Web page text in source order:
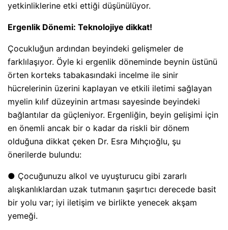
yetkinliklerine etki ettiği düşünülüyor.
Ergenlik Dönemi: Teknolojiye dikkat!
Çocukluğun ardından beyindeki gelişmeler de
farklılaşıyor. Öyle ki ergenlik döneminde beynin üstünü
örten korteks tabakasındaki incelme ile sinir
hücrelerinin üzerini kaplayan ve etkili iletimi sağlayan
myelin kılıf düzeyinin artması sayesinde beyindeki
bağlantılar da güçleniyor. Ergenliğin, beyin gelişimi için
en önemli ancak bir o kadar da riskli bir dönem
olduğuna dikkat çeken Dr. Esra Mıhçıoğlu, şu
önerilerde bulundu:
● Çocuğunuzu alkol ve uyuşturucu gibi zararlı
alışkanlıklardan uzak tutmanın şaşırtıcı derecede basit
bir yolu var; iyi iletişim ve birlikte yenecek akşam
yemeği.